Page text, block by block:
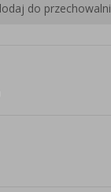
do przechowalni